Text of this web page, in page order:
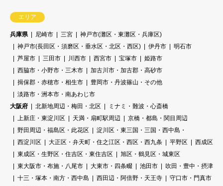
エリア
兵庫県 尼崎市 三宮
神戸市(灘区・東灘区・兵庫区)
神戸市(長田区・須磨区・垂水区・北区・西区)
伊丹市
明石市
芦屋市
三田市 川西市 西宮市 宝塚市
姫路市
西脇市・小野市・三木市
加古川市・加古郡・高砂市
揖保郡・赤穂市・相生市
豊岡市・丹波篠山・その他
淡路市・洲本市・南あわじ市
大阪府
北新地周辺・梅田・北区
ミナミ・難波・心斎橋
上新庄・東淀川区
天満・扇町駅周辺
京橋・都島・関目周辺
野田周辺・福島区・此花区
淀川区・東三国・三国・西中島・
西淀川区
大正区・弁天町・住之江区・西区・西九条 平野区
西成区
東成区・生野区・住吉区・東住吉区
旭区・鶴見区・城東区
東大阪市・布施・八尾市
大東市・四条畷 池田市
吹田・豊中・摂津
十三・塚本・南方・西中島
西田辺・阿倍野・天王寺
守口市・門真市